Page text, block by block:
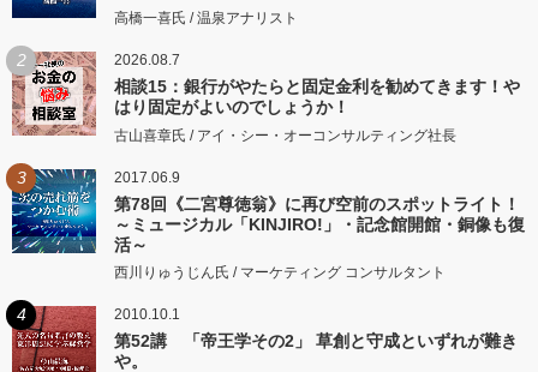
高橋一喜氏 / 温泉アナリスト
2 2026.08.7
相談15：銀行がやたらと固定金利を勧めてきます！や
はり固定がよいのでしょうか！
古山喜章氏 / アイ・シー・オーコンサルティング社長
3 2017.06.9
第78回《二宮尊徳翁》に再び空前のスポットライト！
～ミュージカル「KINJIRO!」・記念館開館・銅像も復
活～
西川りゅうじん氏 / マーケティング コンサルタント
4 2010.10.1
第52講 「帝王学その2」 草創と守成といずれが難き
や。